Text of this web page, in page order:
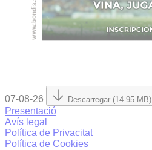
07-08-26 Descarregar (14.95 MB)
Presentació
Avís legal
Política de Privacitat
Política de Cookies